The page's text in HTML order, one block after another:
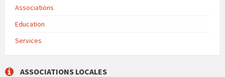
Associations
Education
Services
ASSOCIATIONS LOCALES